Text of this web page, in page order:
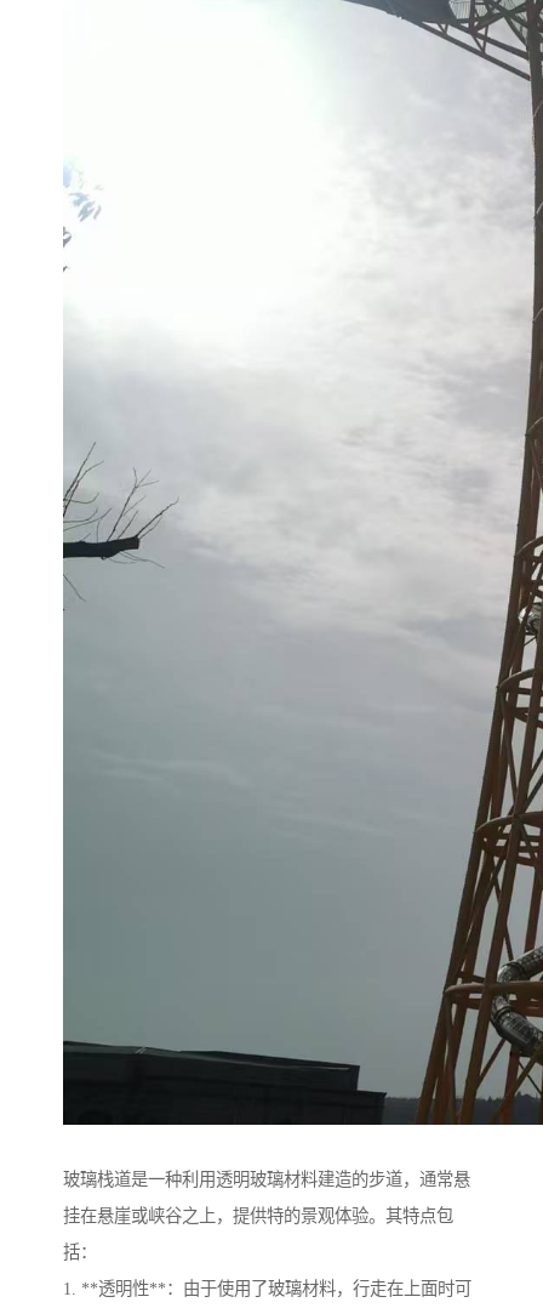
玻璃栈道是一种利用透明玻璃材料建造的步道，通常悬
挂在悬崖或峡谷之上，提供特的景观体验。其特点包
括：
1. **透明性**：由于使用了玻璃材料，行走在上面时可